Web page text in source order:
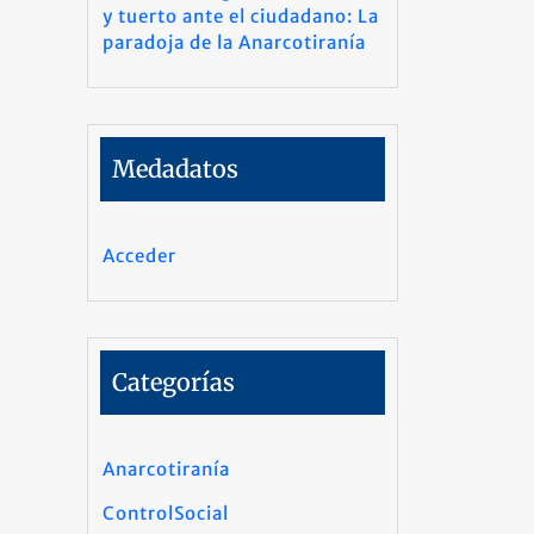
y tuerto ante el ciudadano: La
paradoja de la Anarcotiranía
Medadatos
Acceder
Categorías
Anarcotiranía
ControlSocial